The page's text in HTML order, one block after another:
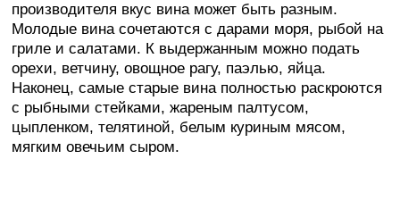
производителя вкус вина может быть разным.
Молодые вина сочетаются с дарами моря, рыбой на
гриле и салатами. К выдержанным можно подать
орехи, ветчину, овощное рагу, паэлью, яйца.
Наконец, самые старые вина полностью раскроются
с рыбными стейками, жареным палтусом,
цыпленком, телятиной, белым куриным мясом,
мягким овечьим сыром.